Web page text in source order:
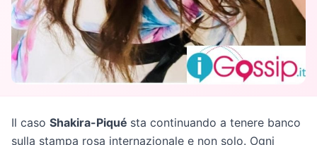
Il caso Shakira-Piqué sta continuando a tenere banco
sulla stampa rosa internazionale e non solo. Ogni